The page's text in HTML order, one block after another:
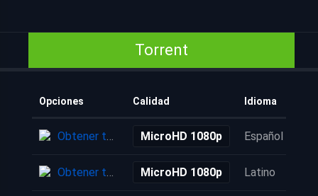
Torrent
Opciones Calidad Idioma
Obtener torrent MicroHD 1080p Español
Obtener torrent MicroHD 1080p Latino